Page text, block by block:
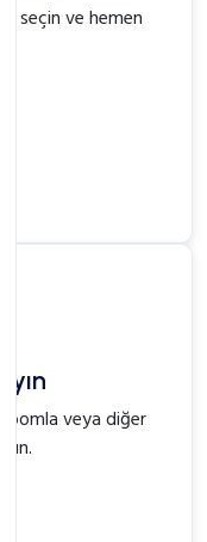
seçin ve hemen
veya diğer